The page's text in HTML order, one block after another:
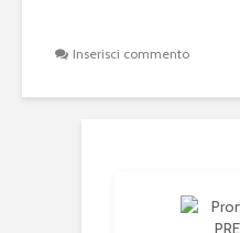
Inserisci commento